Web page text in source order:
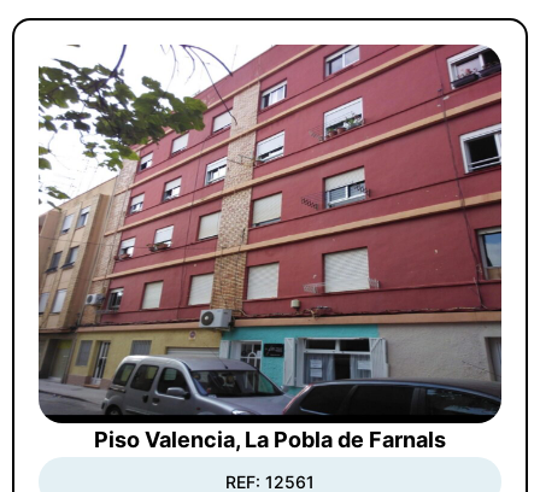
Piso Valencia, La Pobla de Farnals
REF: 12561